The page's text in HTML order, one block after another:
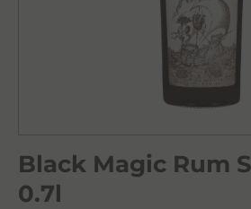
Black Magic Rum
0.7l